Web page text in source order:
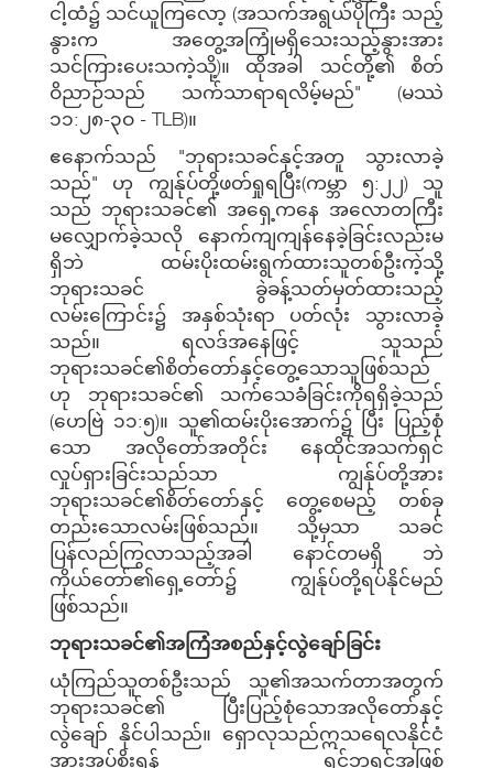
ငါ့ထံ၌ သင်ယူကြလော့ (အသက်အရွယ်ပိုကြီး သည့်
နွားက အတွေ့အကြုံမရှိသေးသည့်နွားအား
သင်ကြားပေးသကဲ့သို့)။ ထိုအခါ သင်တို့၏ စိတ်
ဝိညာဉ်သည် သက်သာရာရလိမ့်မည်" (မဿဲ
၁၁:၂၈-၃ဝ - TLB)။
ဧနောက်သည် "ဘုရားသခင်နှင့်အတူ သွားလာခဲ့
သည်" ဟု ကျွန်ုပ်တို့ဖတ်ရှုရပြီး(ကမ္ဘာ ၅:၂၂) သူ
သည် ဘုရားသခင်၏ အရှေ့ကနေ အလောတကြီး
မလျှောက်ခဲ့သလို နောက်ကျကျန်နေခဲ့ခြင်းလည်းမ
ရှိဘဲ ထမ်းပိုးထမ်းရွက်ထားသူတစ်ဦးကဲ့သို့
ဘုရားသခင် ခွဲခန့်သတ်မှတ်ထားသည့်
လမ်းကြောင်း၌ အနှစ်သုံးရာ ပတ်လုံး သွားလာခဲ့
သည်။ ရလဒ်အနေဖြင့် သူသည်
ဘုရားသခင်၏စိတ်တော်နှင့်တွေ့သောသူဖြစ်သည်
ဟု ဘုရားသခင်၏ သက်သေခံခြင်းကိုရရှိခဲ့သည်
(ဟေဗြဲ ၁၁:၅)။ သူ၏ထမ်းပိုးအောက်၌ ပြီး ပြည့်စုံ
သော အလိုတော်အတိုင်း နေထိုင်အသက်ရှင်
လှုပ်ရှားခြင်းသည်သာ ကျွန်ုပ်တို့အား
ဘုရားသခင်၏စိတ်တော်နှင့် တွေ့စေမည့် တစ်ခု
တည်းသောလမ်းဖြစ်သည်။ သို့မှသာ သခင်
ပြန်လည်ကြွလာသည့်အခါ နောင်တမရှိ ဘဲ
ကိုယ်တော်၏ရှေ့တော်၌ ကျွန်ုပ်တို့ရပ်နိုင်မည်
ဖြစ်သည်။
ဘုရားသခင်၏အကြံအစည်နှင့်လွဲချော်ခြင်း
ယုံကြည်သူတစ်ဦးသည် သူ၏အသက်တာအတွက်
ဘုရားသခင်၏ ပြီးပြည့်စုံသောအလိုတော်နှင့်
လွဲချော် နိုင်ပါသည်။ ရှောလုသည်ဣသရေလနိုင်ငံ
အားအုပ်စိုးရန် ရှင်ဘုရင်အဖြစ်